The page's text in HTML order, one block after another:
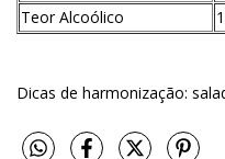
Teor Alcoólico
Dicas de harmonização: